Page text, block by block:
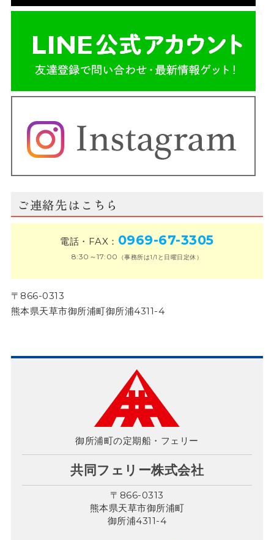
ご連絡先はこちら
電話・FAX： 0969-67-3305
8:30～17:00 （事務所は1/1と日曜日定休）
〒866-0313
熊本県天草市御所浦町御所浦4311-4
御所浦町の定期船・フェリー
共同フェリー株式会社
〒866-0313
熊本県天草市御所浦町
御所浦4311-4